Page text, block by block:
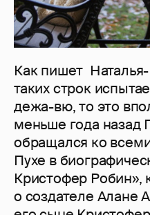
Как пишет
таких строк
дежа-вю, то это
меньше года назад
обращался ко
Пухе в
Кристофер Робин»,
о создателе Алане